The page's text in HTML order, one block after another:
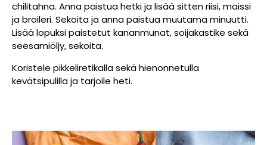
chilitahna. Anna paistua hetki ja lisää sitten riisi, maissi
ja broileri. Sekoita ja anna paistua muutama minuutti.
Lisää lopuksi paistetut kananmunat, soijakastike sekä
seesamiöljy, sekoita.
Koristele pikkeliretikalla sekä hienonnetulla
kevätsipulilla ja tarjoile heti.